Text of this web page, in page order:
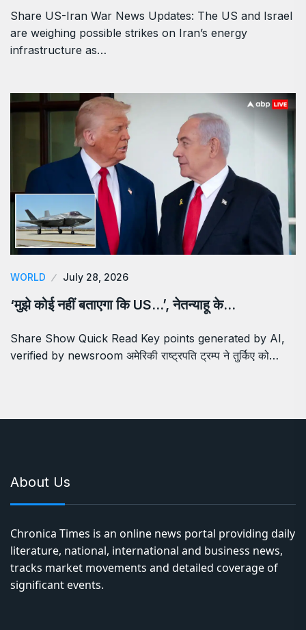
Share US-Iran War News Updates: The US and Israel
are weighing possible strikes on Iran’s energy
infrastructure as…
WORLD July 28, 2026
‘मुझे कोई नहीं बताएगा कि US…’, नेतन्याहू के…
Share Show Quick Read Key points generated by AI,
verified by newsroom अमेरिकी राष्ट्रपति ट्रम्प ने तुर्किए को…
About Us
Chronica Times is an online news portal providing daily
literature, national, international and business news,
tracks market movements and detailed coverage of
significant events.